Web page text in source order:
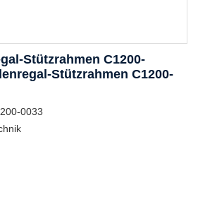
Stützrahmen C1200-
Stützrahmen C1200-
0033